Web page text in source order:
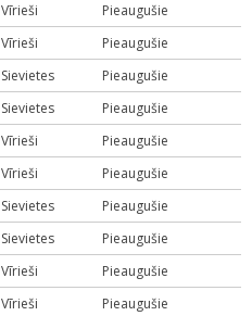
Vīrieši
Pieaugušie
Vīrieši
Pieaugušie
Sievietes
Pieaugušie
Sievietes
Pieaugušie
Vīrieši
Pieaugušie
Vīrieši
Pieaugušie
Sievietes
Pieaugušie
Sievietes
Pieaugušie
Vīrieši
Pieaugušie
Vīrieši
Pieaugušie